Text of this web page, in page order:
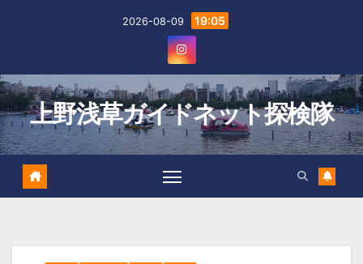
2026-08-09 19:05
上野浅草ガイドネット探検隊